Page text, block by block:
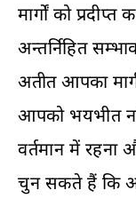
मार्गों को
अन्तर्निहित
अतीत आपका
आपको भयभीत
वर्तमान में
चुन सकते हैं कि